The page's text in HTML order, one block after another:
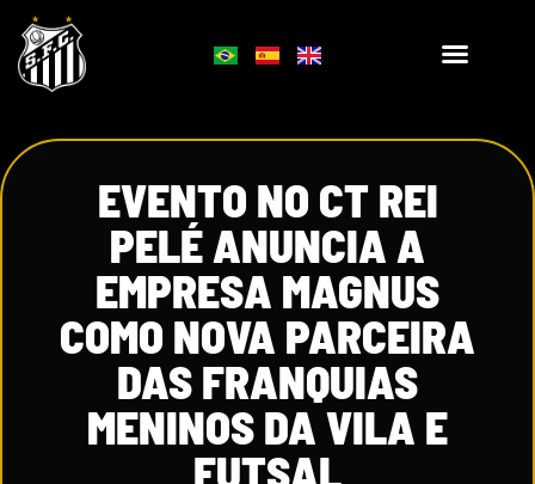
EVENTO NO CT REI
PELÉ ANUNCIA A
EMPRESA MAGNUS
COMO NOVA PARCEIRA
DAS FRANQUIAS
MENINOS DA VILA E
FUTSAL